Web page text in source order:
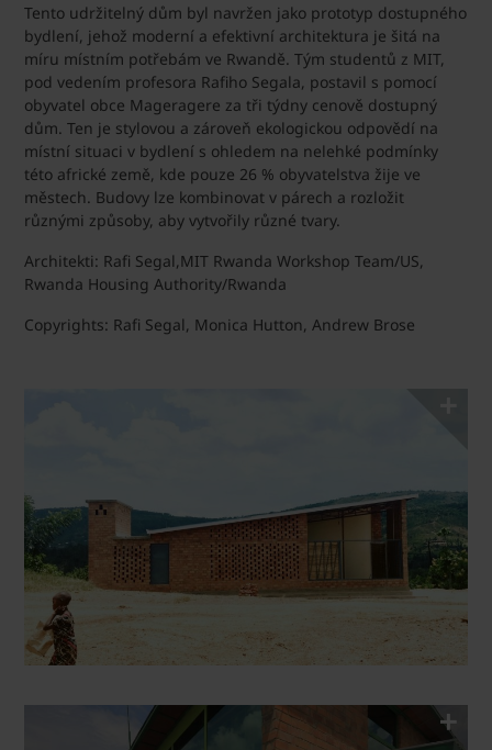
Tento udržitelný dům byl navržen jako prototyp dostupného
bydlení, jehož moderní a efektivní architektura je šitá na
míru místním potřebám ve Rwandě. Tým studentů z MIT,
pod vedením profesora Rafiho Segala, postavil s pomocí
obyvatel obce Mageragere za tři týdny cenově dostupný
dům. Ten je stylovou a zároveň ekologickou odpovědí na
místní situaci v bydlení s ohledem na nelehké podmínky
této africké země, kde pouze 26 % obyvatelstva žije ve
městech. Budovy lze kombinovat v párech a rozložit
různými způsoby, aby vytvořily různé tvary.
Architekti: Rafi Segal,MIT Rwanda Workshop Team/US,
Rwanda Housing Authority/Rwanda
Copyrights: Rafi Segal, Monica Hutton, Andrew Brose